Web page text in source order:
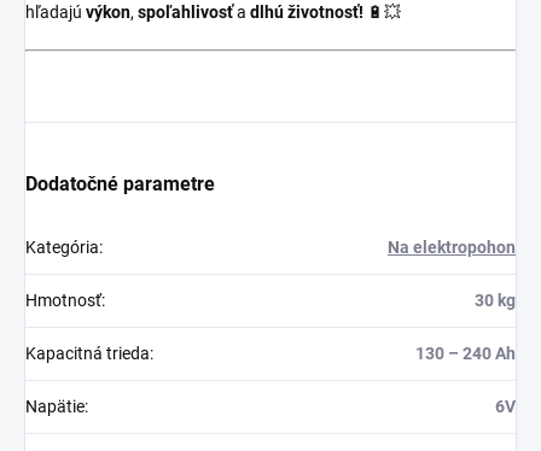
hľadajú výkon, spoľahlivosťa dlhú životnosť! 🔋💥
Dodatočné parametre
Kategória: Na elektropohon
Hmotnosť: 30 kg
Kapacitná trieda: 130 – 240 Ah
Napätie: 6V